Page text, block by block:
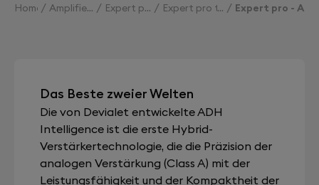
Home Amplifiers Expert pro Expert pro technologies
Expert pro - ADH
Das Beste zweier Welten
Die von Devialet entwickelte ADH
Intelligence ist die erste Hybrid-
Verstärkertechnologie, die die Präzision der
analogen Verstärkung (Class A) mit der
Leistungsfähigkeit und der Kompaktheit der